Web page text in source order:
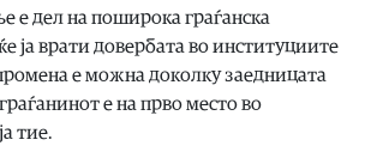
е дел на поширока граѓанска
ја врати довербата во институциите
е можна доколку заедницата
е на прво место во
тие.